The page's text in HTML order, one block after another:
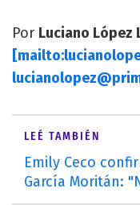
Por Luciano López
[mailto:
LEÉ TAMBIÉN
Emily Ceco
García Moritán: